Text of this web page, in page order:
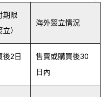
期限
）
海外簽立情況
後2日
售賣或購買後30
日內